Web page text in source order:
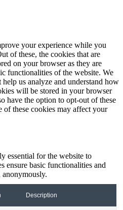
your experience while you
of these, the cookies that are
on your browser as they are
functionalities of the website. We
us analyze and understand how
will be stored in your browser
have the option to opt-out of these
these cookies may affect your
essential for the website to
ensure basic functionalities and
anonymously.
Description